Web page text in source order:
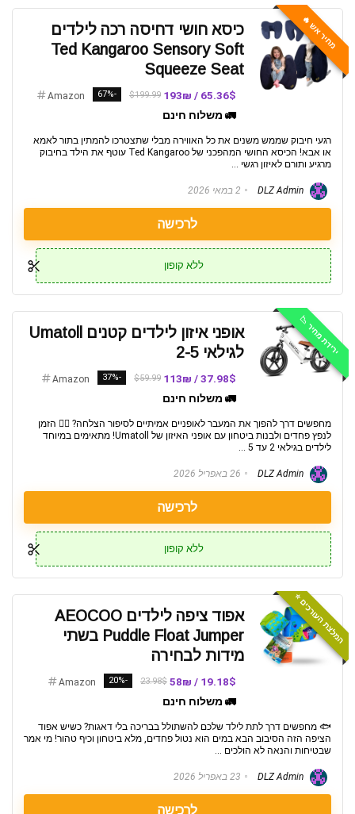
מחיר אש 🔥
כיסא חושי דחיסה רכה לילדים
Ted Kangaroo Sensory Soft
Squeeze Seat
65.36$ / 193₪
$199.99
-67%
Amazon
🚛 משלוח חינם
רגעי חיבוק שממש משנים את כל האווירה מבלי שתצטרכו להמתין בתור לאמא
או אבא! הכיסא החושי המהפכני של Ted Kangaroo עוטף את הילד בחיבוק
מרגיע ותורם לאיזון רגשי ...
2 במאי 2026
לרכישה
ללא קופון
ירידת מחיר 📉
אופני איזון לילדים קטנים Umatoll
לגילאי 2-5
37.98$ / 113₪
$59.99
-37%
Amazon
🚛 משלוח חינם
מחפשים דרך להפוך את המעבר לאופניים אמיתיים לסיפור הצלחה? 🚴‍♂️ הזמן
לנפץ פחדים ולבנות ביטחון עם אופני האיזון של Umatoll! מתאימים במיוחד
לילדים בגילאי 2 עד 5 ...
26 באפריל 2026
לרכישה
ללא קופון
המלצת העורכים ⭐️
אפוד ציפה לילדים AEOCOO
Puddle Float Jumper בשתי
מידות לבחירה
19.18$ / 58₪
23.98$
-20%
Amazon
🚛 משלוח חינם
🐟 מחפשים דרך לתת לילד שלכם להשתולל בבריכה בלי דאגות? כשיש אפוד
הציפה הזה הסיבוב הבא במים הוא נטול פחדים, מלא ביטחון וכיף טהור! מי אמר
שבטיחות והנאה לא הולכים ...
23 באפריל 2026
לרכישה